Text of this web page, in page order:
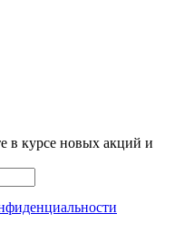
в курсе новых акций и